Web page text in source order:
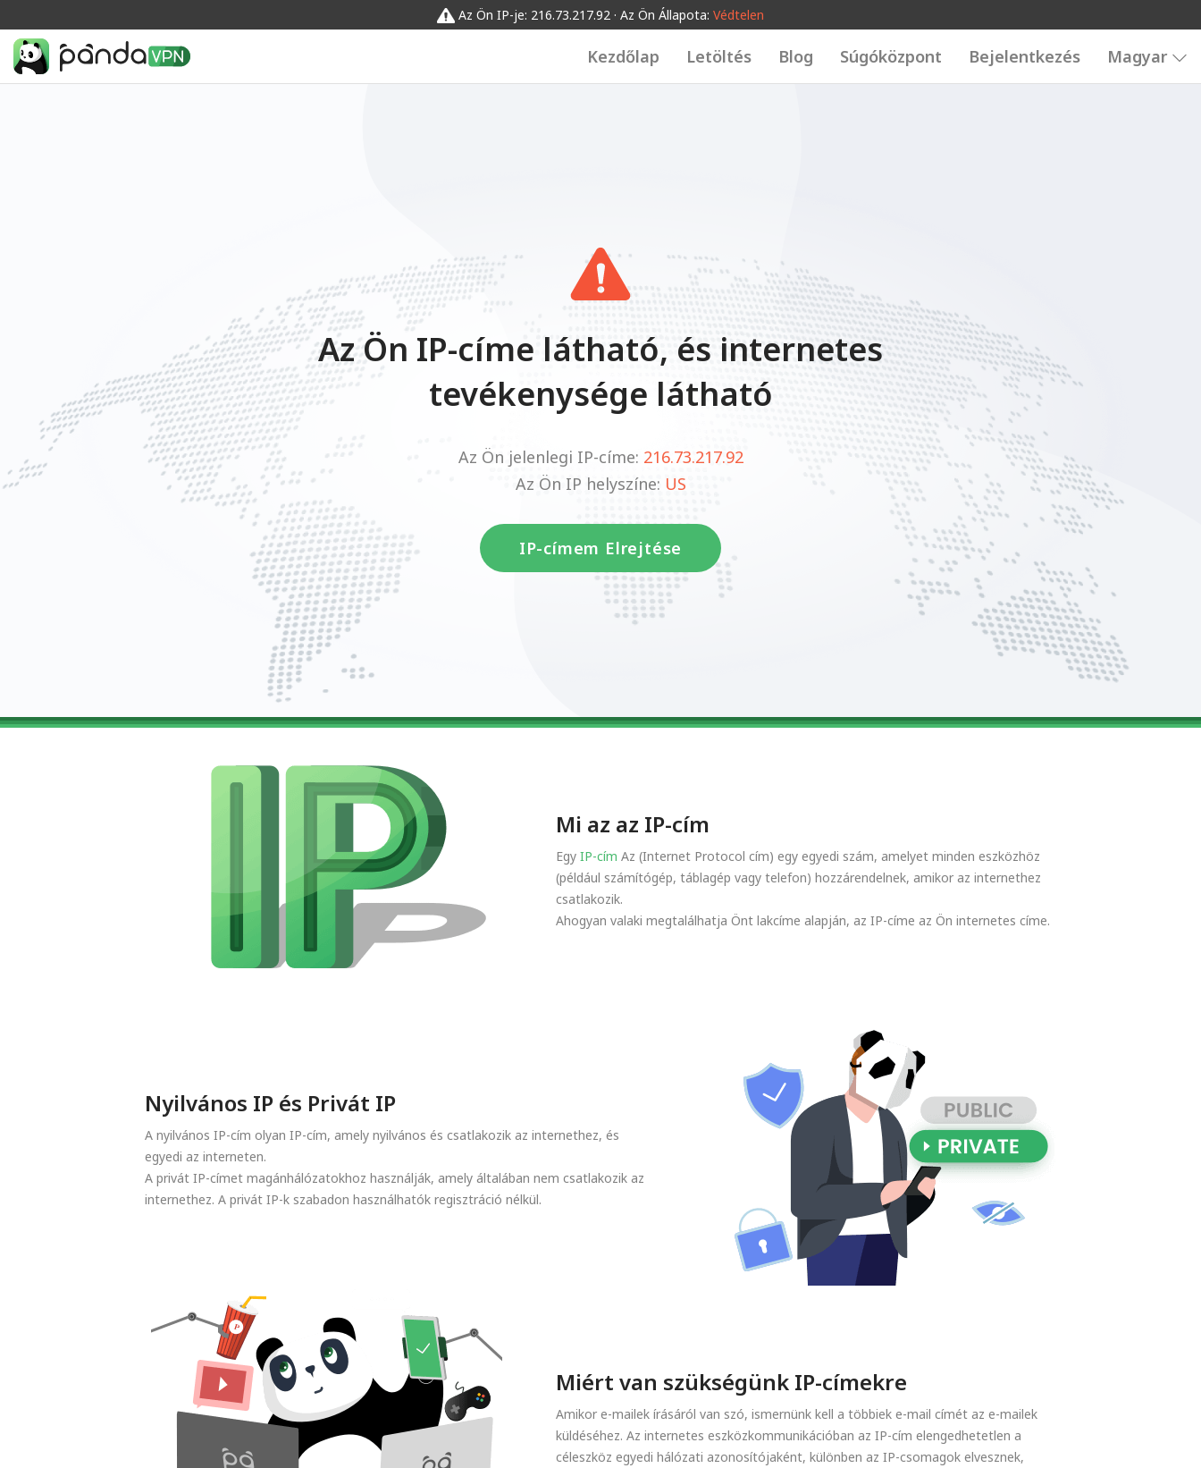
Az Ön IP-je: 216.73.217.92 · Az Ön Állapota: Védtelen
Kezdőlap Letöltés Blog Súgóközpont Bejelentkezés Magyar
Az Ön IP-címe látható, és internetes
tevékenysége látható
Az Ön jelenlegi IP-címe: 216.73.217.92
Az Ön IP helyszíne: US
IP-címem Elrejtése
Mi az az IP-cím
Egy IP-cím Az (Internet Protocol cím) egy egyedi szám, amelyet minden eszközhöz
(például számítógép, táblagép vagy telefon) hozzárendelnek, amikor az internethez
csatlakozik.
Ahogyan valaki megtalálhatja Önt lakcíme alapján, az IP-címe az Ön internetes címe.
Nyilvános IP és Privát IP
A nyilvános IP-cím olyan IP-cím, amely nyilvános és csatlakozik az internethez, és
egyedi az interneten.
A privát IP-címet magánhálózatokhoz használják, amely általában nem csatlakozik az
internethez. A privát IP-k szabadon használhatók regisztráció nélkül.
Miért van szükségünk IP-címekre
Amikor e-mailek írásáról van szó, ismernünk kell a többiek e-mail címét az e-mailek
küldéséhez. Az internetes eszközkommunikációban az IP-cím elengedhetetlen a
céleszköz egyedi hálózati azonosítójaként, különben az IP-csomagok elvesznek,